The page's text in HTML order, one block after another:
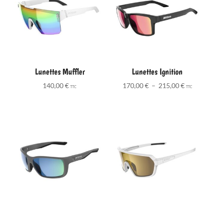
Lunettes Muffler
140,00€ TTC
Lunettes Ignition
170,00€ – 215,00€Plage
TTC